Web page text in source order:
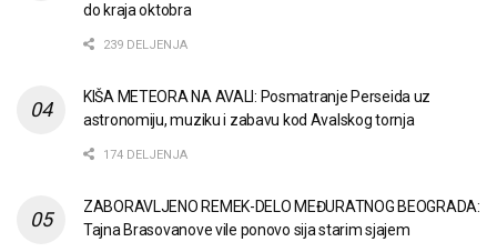
do kraja oktobra
239 DELJENJA
KIŠA METEORA NA AVALI: Posmatranje Perseida uz
astronomiju, muziku i zabavu kod Avalskog tornja
174 DELJENJA
ZABORAVLJENO REMEK-DELO MEĐURATNOG BEOGRADA:
Tajna Brasovanove vile ponovo sija starim sjajem